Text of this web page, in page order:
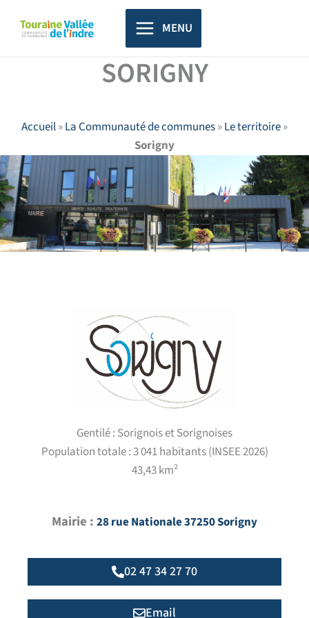
principal
MENU
SORIGNY
Accueil»La Communauté de communes»Le territoire»
Sorigny
Gentilé : Sorignois et Sorignoises
Population totale : 3 041 habitants (INSEE 2026)
43,43 km²
Mairie : 28 rue Nationale 37250 Sorigny
02 47 34 27 70
Email